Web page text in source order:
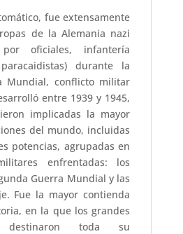
fue extensamente
de la Alemania nazi
por oficiales, infantería
durante la
Mundial, conflicto militar
entre 1939 y 1945,
implicadas la mayor
del mundo, incluidas
potencias, agrupadas en
enfrentadas: los
Guerra Mundial y las
Fue la mayor contienda
en la que los grandes
destinaron toda su